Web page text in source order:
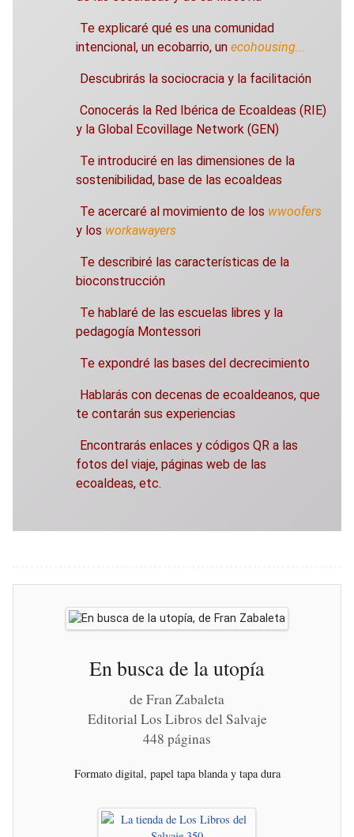
Te explicaré qué es una comunidad
intencional, un ecobarrio, un ecohousing...
Descubrirás la sociocracia y la facilitación
Conocerás la Red Ibérica de Ecoaldeas (RIE)
y la Global Ecovillage Network (GEN)
Te introduciré en las dimensiones de la
sostenibilidad, base de las ecoaldeas
Te acercaré al movimiento de los wwoofers
y los workawayers
Te describiré las características de la
bioconstrucción
Te hablaré de las escuelas libres y la
pedagogía Montessori
Te expondré las bases del decrecimiento
Hablarás con decenas de ecoaldeanos, que
te contarán sus experiencias
Encontrarás enlaces y códigos QR a las
fotos del viaje, páginas web de las
ecoaldeas, etc.
En busca de la utopía
de Fran Zabaleta
Editorial Los Libros del Salvaje
448 páginas
Formato digital, papel tapa blanda y tapa dura